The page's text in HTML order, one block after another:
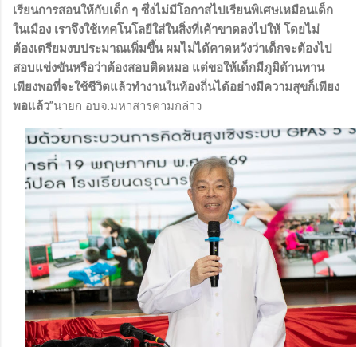
เรียนการสอนให้กับเด็ก ๆ ซึ่งไม่มีโอกาสไปเรียนพิเศษเหมือนเด็ก
ในเมือง เราจึงใช้เทคโนโลยีใส่ในสิ่งที่เค้าขาดลงไปให้ โดยไม่
ต้องเตรียมงบประมาณเพิ่มขึ้น ผมไม่ได้คาดหวังว่าเด็กจะต้องไป
สอบแข่งขันหรือว่าต้องสอบติดหมอ แต่ขอให้เด็กมีภูมิต้านทาน
เพียงพอที่จะใช้ชีวิตแล้วทำงานในท้องถิ่นได้อย่างมีความสุขก็เพียง
พอแล้ว”นายก อบจ.มหาสารคามกล่าว